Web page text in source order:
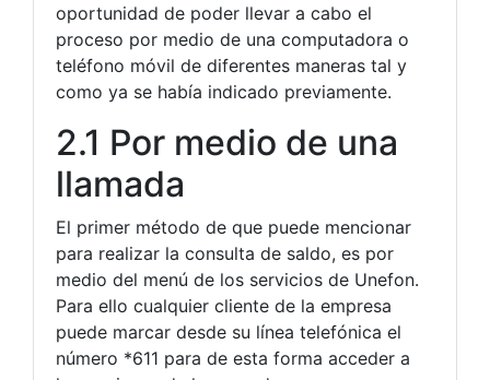
oportunidad de poder llevar a cabo el
proceso por medio de una computadora o
teléfono móvil de diferentes maneras tal y
como ya se había indicado previamente.
2.1 Por medio de una
llamada
El primer método de que puede mencionar
para realizar la consulta de saldo, es por
medio del menú de los servicios de Unefon.
Para ello cualquier cliente de la empresa
puede marcar desde su línea telefónica el
número *611 para de esta forma acceder a